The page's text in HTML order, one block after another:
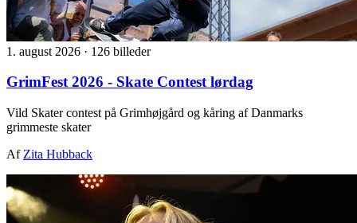
1. august 2026 · 126 billeder
GrimFest 2026 - Skate Contest lørdag
Vild Skater contest på Grimhøjgård og kåring af Danmarks
grimmeste skater
Af Zita Hubback